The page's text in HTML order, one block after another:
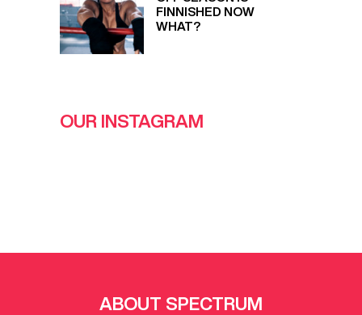
FINNISHED NOW
WHAT?
OUR INSTAGRAM
ABOUT SPECTRUM